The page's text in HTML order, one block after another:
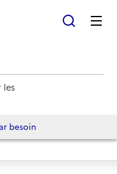
besoin